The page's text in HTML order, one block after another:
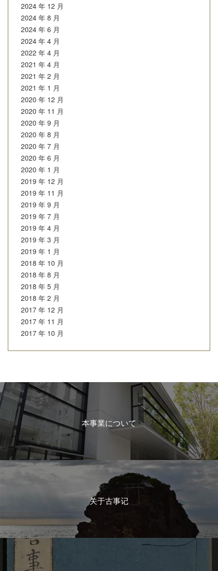
2024 年 12 月
2024 年 8 月
2024 年 6 月
2024 年 4 月
2022 年 4 月
2021 年 4 月
2021 年 2 月
2021 年 1 月
2020 年 12 月
2020 年 11 月
2020 年 9 月
2020 年 8 月
2020 年 7 月
2020 年 6 月
2020 年 1 月
2019 年 12 月
2019 年 11 月
2019 年 9 月
2019 年 7 月
2019 年 4 月
2019 年 3 月
2019 年 1 月
2018 年 10 月
2018 年 8 月
2018 年 5 月
2018 年 2 月
2017 年 12 月
2017 年 11 月
2017 年 10 月
本事業について
关于古事记